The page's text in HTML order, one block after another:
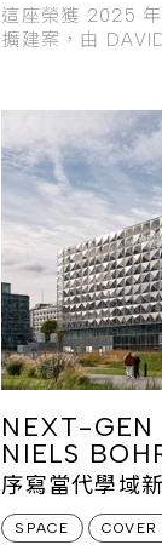
這座榮獲 2025
擴建案，由
NEXT-GEN
NIELS
序寫當代學域
SPACE COVER